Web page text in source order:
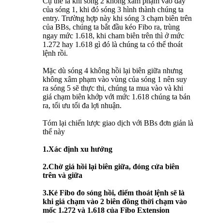
của sóng 1, khi đó sóng 3 hình thành chúng ta
entry. Trường hợp này khi sóng 3 chạm biên trên
của BBs, chúng ta bắt đầu kéo Fibo ra, trùng
ngay mức 1.618, khi cham biên trên thì ở mức
1.272 hay 1.618 gì đó là chúng ta có thể thoát
lệnh rồi.
Mặc dù sóng 4 không hồi lại biên giữa nhưng
không xâm phạm vào vùng của sóng 1 nên suy
ra sóng 5 sẽ thực thi, chúng ta mua vào và khi
giá chạm biên khớp với mức 1.618 chúng ta bán
ra, tối ưu tối đa lợi nhuận.
Tóm lại chiến lược giao dịch với BBs đơn giản là
thế này
1.Xác định xu hướng
2.Chờ giá hồi lại biên giữa, đóng cửa biên
trên và giữa
3.Kẻ Fibo đo sóng hồi, điểm thoát lệnh sẽ là
khi giá chạm vào 2 biên đồng thời chạm vào
mốc 1.272 và 1.618 của Fibo Extension